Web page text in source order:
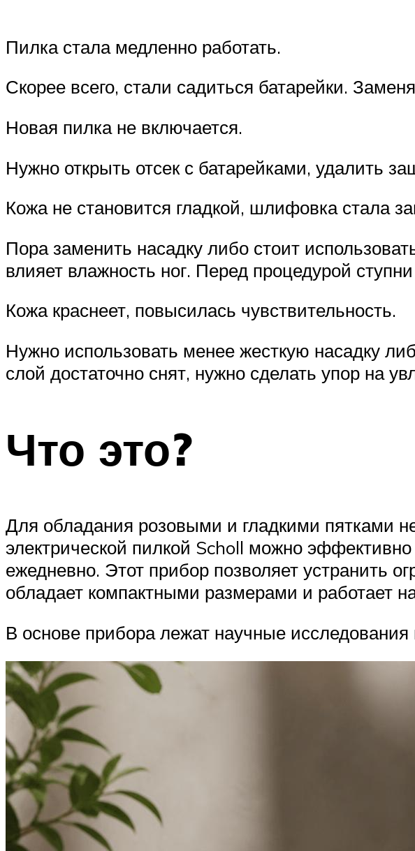
Пилка стала медленно работать.
Скорее всего, стали садиться батарейки.
Новая пилка не включается.
Нужно открыть отсек с батарейками, удалить
Кожа не становится гладкой, шлифовка стала
Пора заменить насадку либо стоит
влияет влажность ног. Перед процедурой
Кожа краснеет, повысилась чувствительность.
Нужно использовать менее жесткую насадку
слой достаточно снят, нужно сделать упор на
Что это?
Для обладания розовыми и гладкими пятками
электрической пилкой Scholl можно
ежедневно. Этот прибор позволяет устранить
обладает компактными размерами и работает
В основе прибора лежат научные